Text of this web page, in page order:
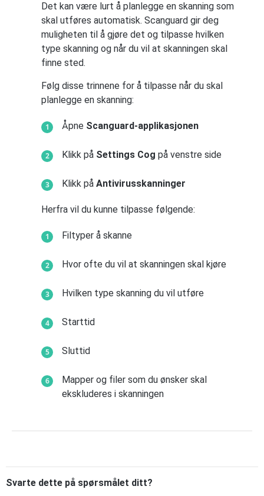
Det kan være lurt å planlegge en skanning som
skal utføres automatisk. Scanguard gir deg
muligheten til å gjøre det og tilpasse hvilken
type skanning og når du vil at skanningen skal
finne sted.
Følg disse trinnene for å tilpasse når du skal
planlegge en skanning:
Åpne Scanguard-applikasjonen
Klikk på Settings Cog på venstre side
Klikk på Antivirusskanninger
Herfra vil du kunne tilpasse følgende:
Filtyper å skanne
Hvor ofte du vil at skanningen skal kjøre
Hvilken type skanning du vil utføre
Starttid
Sluttid
Mapper og filer som du ønsker skal
ekskluderes i skanningen
Svarte dette på spørsmålet ditt?